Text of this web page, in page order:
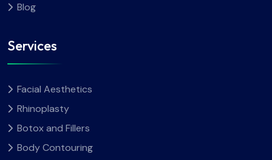
Blog
Services
Facial Aesthetics
Rhinoplasty
Botox and Fillers
Body Contouring